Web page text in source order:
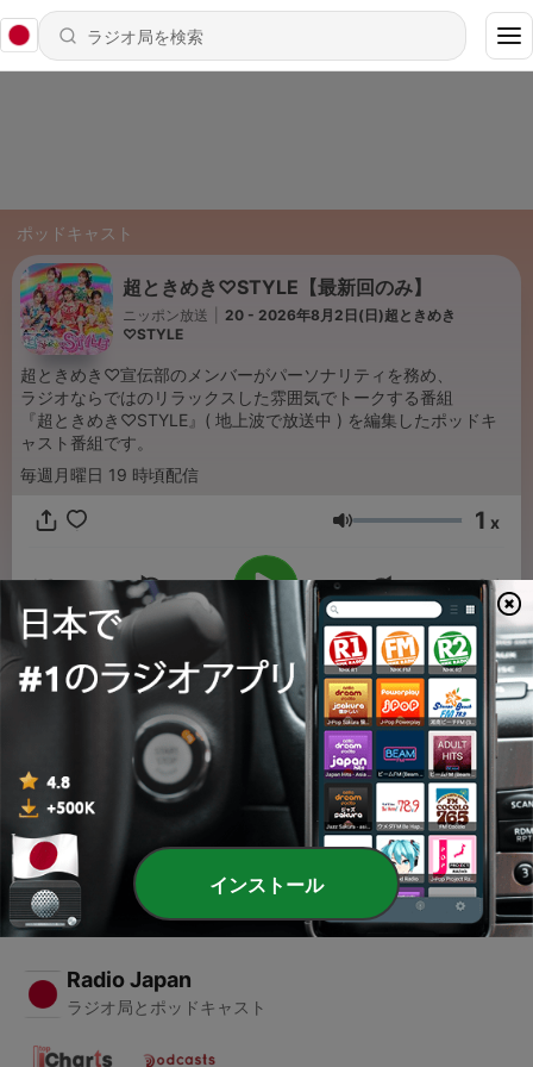
ポッドキャスト
超ときめき♡STYLE【最新回のみ】
ニッポン放送
20 - 2026年8月2日(日)超ときめき
♡STYLE
超ときめき♡宣伝部のメンバーがパーソナリティを務め、
ラジオならではのリラックスした雰囲気でトークする番組
『超ときめき♡STYLE』( 地上波で放送中 ) を編集したポッドキ
ャスト番組です。
毎週月曜日 19 時頃配信
音量 1 x
00:00 00:00
20 - 2026年8月2日(日)超ときめき♡STYLE
03 8月 2026
Radio Japan
ラジオ局とポッドキャスト
インストール